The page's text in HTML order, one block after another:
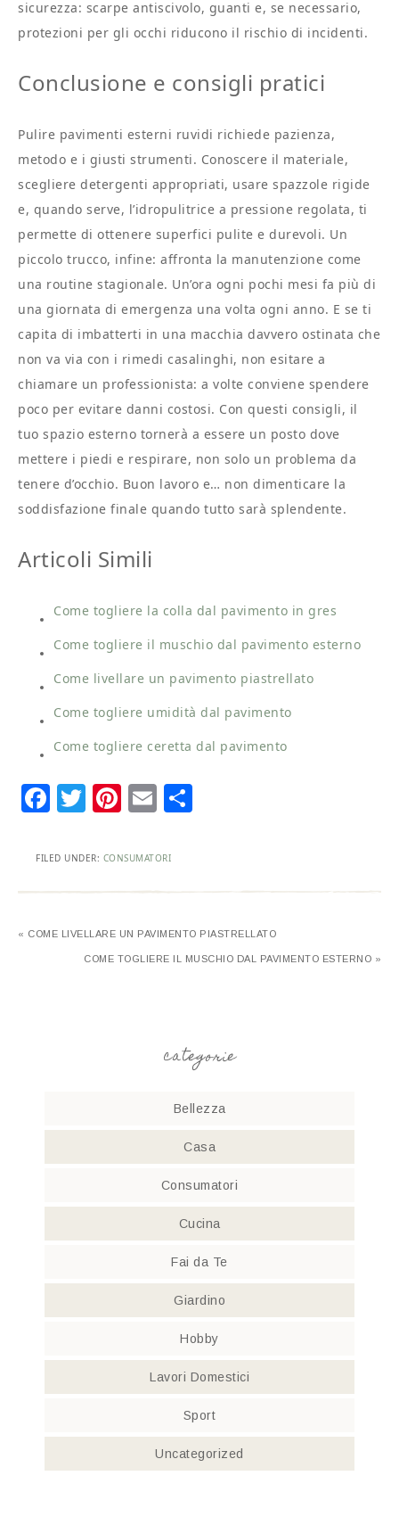
sicurezza: scarpe antiscivolo, guanti e, se necessario,
protezioni per gli occhi riducono il rischio di incidenti.
Conclusione e consigli pratici
Pulire pavimenti esterni ruvidi richiede pazienza,
metodo e i giusti strumenti. Conoscere il materiale,
scegliere detergenti appropriati, usare spazzole rigide
e, quando serve, l’idropulitrice a pressione regolata, ti
permette di ottenere superfici pulite e durevoli. Un
piccolo trucco, infine: affronta la manutenzione come
una routine stagionale. Un’ora ogni pochi mesi fa più di
una giornata di emergenza una volta ogni anno. E se ti
capita di imbatterti in una macchia davvero ostinata che
non va via con i rimedi casalinghi, non esitare a
chiamare un professionista: a volte conviene spendere
poco per evitare danni costosi. Con questi consigli, il
tuo spazio esterno tornerà a essere un posto dove
mettere i piedi e respirare, non solo un problema da
tenere d’occhio. Buon lavoro e… non dimenticare la
soddisfazione finale quando tutto sarà splendente.
Articoli Simili
Come togliere la colla dal pavimento in gres​
Come togliere il muschio dal pavimento esterno​
Come livellare un pavimento piastrellato​
Come togliere umidità dal pavimento​
Come togliere ceretta dal pavimento​
Facebook
Twitter
Pinterest
Email
FILED UNDER: CONSUMATORI
« COME LIVELLARE UN PAVIMENTO PIASTRELLATO​
COME TOGLIERE IL MUSCHIO DAL PAVIMENTO ESTERNO​ »
categorie
Bellezza
Casa
Consumatori
Cucina
Fai da Te
Giardino
Hobby
Lavori Domestici
Sport
Uncategorized